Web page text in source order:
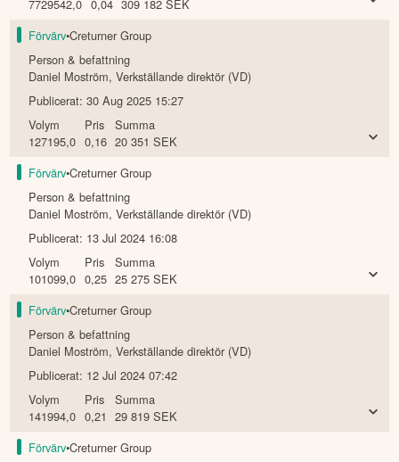
7729542,0 0,04 309 182 SEK
Förvärv•Creturner Group
Person & befattning
Daniel Moström,Verkställande direktör (VD)
Publicerat:30 Aug 2025 15:27
Volym
127195,0
Pris
0,16
Summa
20 351 SEK
Förvärv•Creturner Group
Person & befattning
Daniel Moström,Verkställande direktör (VD)
Publicerat: 13 Jul 2024 16:08
Volym
101099,0
Pris
0,25
Summa
25 275 SEK
Förvärv•Creturner Group
Person & befattning
Daniel Moström,Verkställande direktör (VD)
Publicerat: 12 Jul 2024 07:42
Volym
141994,0
Pris
0,21
Summa
29 819 SEK
Förvärv•Creturner Group